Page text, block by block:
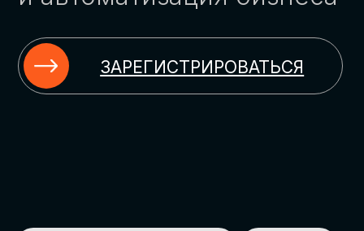
ИСКУССТВЕННЫЙ ИНТЕЛЛЕКТ
ЦИФРОВИЗАЦИЯ
ИМПОРТОЗАМЕЩЕНИЕ